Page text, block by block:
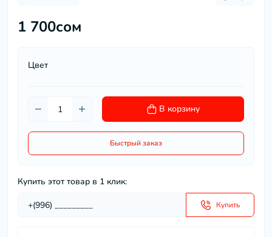
1 700сом
Цвет
В корзину
Быстрый заказ
Купить этот товар в 1 клик:
Купить